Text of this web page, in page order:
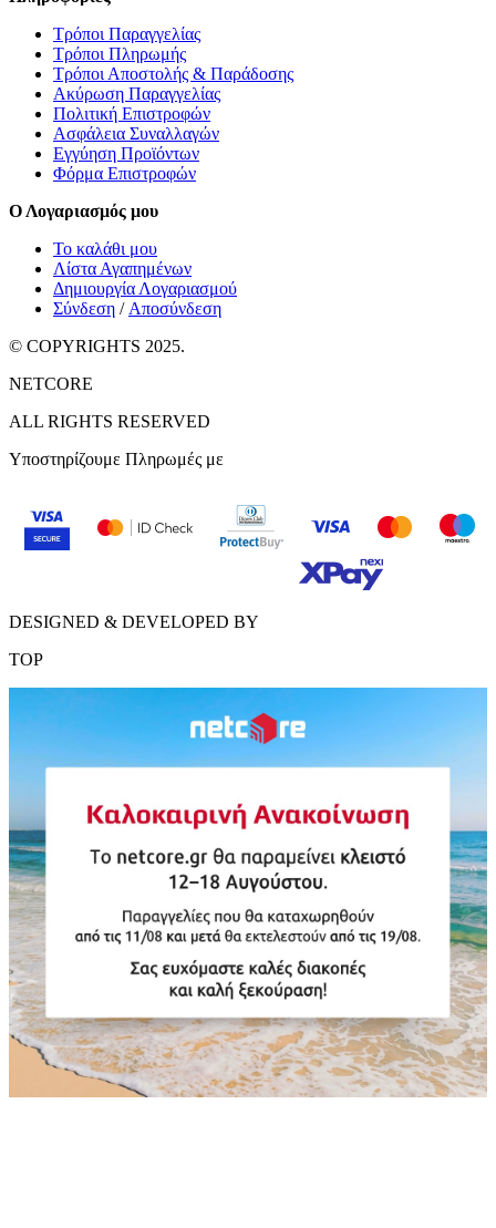
Τρόποι Παραγγελίας
Τρόποι Πληρωμής
Τρόποι Αποστολής & Παράδοσης
Ακύρωση Παραγγελίας
Πολιτική Επιστροφών
Ασφάλεια Συναλλαγών
Εγγύηση Προϊόντων
Φόρμα Επιστροφών
Ο Λογαριασμός μου
Το καλάθι μου
Λίστα Αγαπημένων
Δημιουργία Λογαριασμού
Σύνδεση / Αποσύνδεση
© COPYRIGHTS 2025.
NETCORE
ALL RIGHTS RESERVED
Υποστηρίζουμε Πληρωμές με
DESIGNED & DEVELOPED BY
TOP